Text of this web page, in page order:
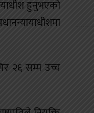
हुनुभएको
२६ सम्म उच्च